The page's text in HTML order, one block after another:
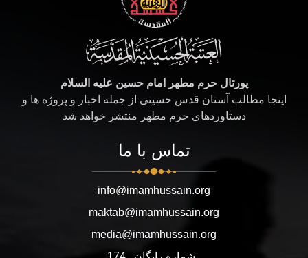
پورتال حرم مطهر امام حسین علیه السلام
اینجا مطالب آستان قدس حسینی از جمله اخبار و پروژه ها و
دستاوردهای حرم مطهر منتشر خواهد شد
تماس با ما
info@imamhussain.org
maktab@imamhussain.org
media@imamhussain.org